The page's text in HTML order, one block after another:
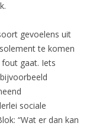
gevoelens uit
te komen
gaat. Iets
sociale
“Wat er dan kan